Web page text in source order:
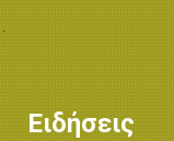
.
Ειδήσεις